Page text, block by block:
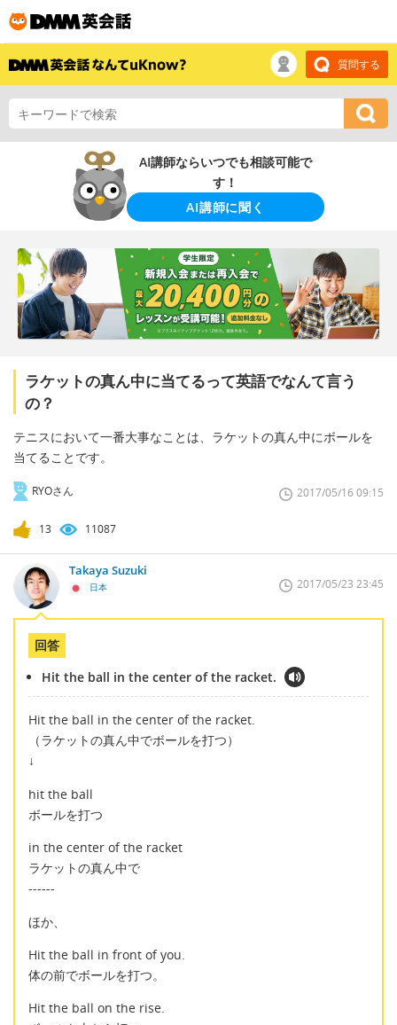
質問する
AI講師ならいつでも相談可能で
す！
AI講師に聞く
ラケットの真ん中に当てるって英語でなんて言う
の？
テニスにおいて一番大事なことは、ラケットの真ん中にボールを
当てることです。
RYOさん 2017/05/16 09:15
13 11087
Takaya Suzuki
日本 2017/05/23 23:45
回答
Hit the ball in the center of the racket.
Hit the ball in the center of the racket.
（ラケットの真ん中でボールを打つ）
↓
hit the ball
ボールを打つ
in the center of the racket
ラケットの真ん中で
------
ほか、
Hit the ball in front of you.
体の前でボールを打つ。
Hit the ball on the rise.